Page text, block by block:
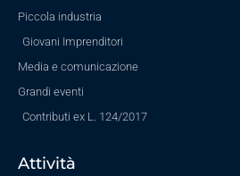
Piccola industria
Giovani Imprenditori
Media e comunicazione
Grandi eventi
Contributi ex L. 124/2017
Attività